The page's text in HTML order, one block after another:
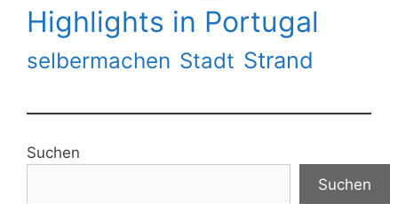
Highlights in Portugal
selbermachen Stadt Strand
Suchen
Suchen